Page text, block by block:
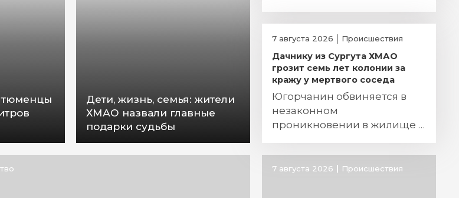
тюменцы
Дети, жизнь, семья: жители
ХМАО назвали главные
подарки судьбы
7 августа 2026 Происшествия
Дачнику из Сургута ХМАО
грозит семь лет колонии за
кражу у мертвого соседа
Югорчанин обвиняется в
незаконном
проникновении в жилище и
оружия
7 августа 2026 Происшествия